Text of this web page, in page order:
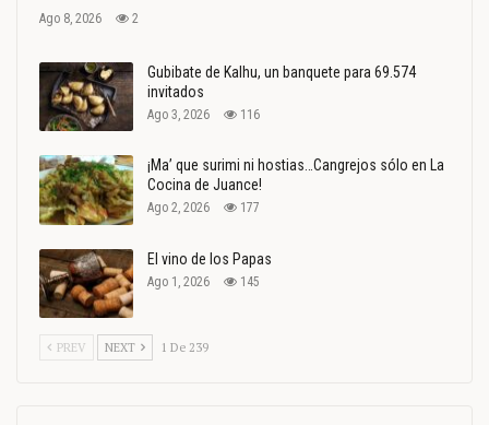
Ago 8, 2026 2
Gubibate de Kalhu, un banquete para 69.574
invitados
Ago 3, 2026 116
¡Ma’ que surimi ni hostias…Cangrejos sólo en La
Cocina de Juance!
Ago 2, 2026 177
El vino de los Papas
Ago 1, 2026 145
PREV NEXT 1 De 239